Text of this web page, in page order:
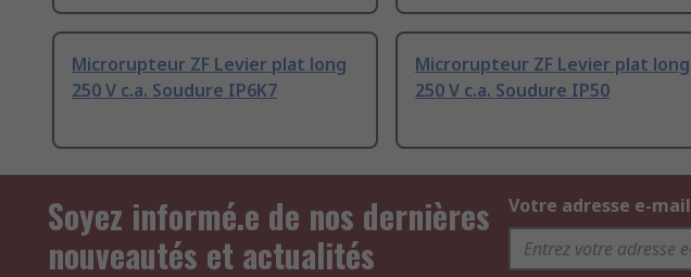
Microrupteur ZF Levier plat long
250 V c.a. Soudure IP6K7
Microrupteur ZF Levier plat long
250 V c.a. Soudure IP50
Soyez informé.e de nos dernières
nouveautés et actualités
Votre adresse e-mail